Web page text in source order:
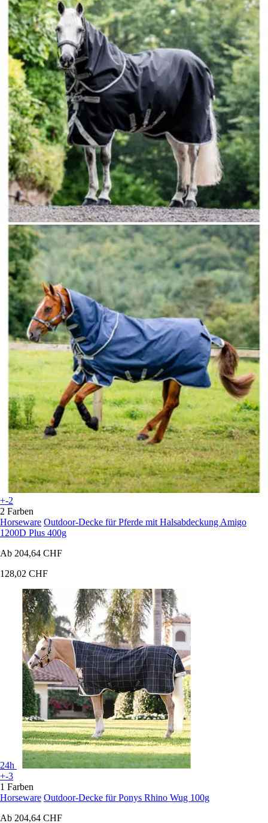
+-2
2 Farben
Horseware Outdoor-Decke für Pferde mit Halsabdeckung Amigo
1200D Plus 400g
Ab 204,64 CHF
128,02 CHF
24h
+-3
1 Farben
Horseware Outdoor-Decke für Ponys Rhino Wug 100g
Ab 204,64 CHF